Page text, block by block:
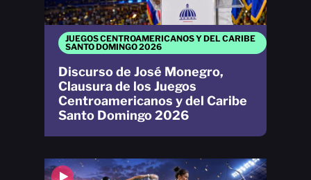
JUEGOS CENTROAMERICANOS Y DEL CARIBE
SANTO DOMINGO 2026
Discurso de José Monegro,
Clausura de los Juegos
Centroamericanos y del Caribe
Santo Domingo 2026